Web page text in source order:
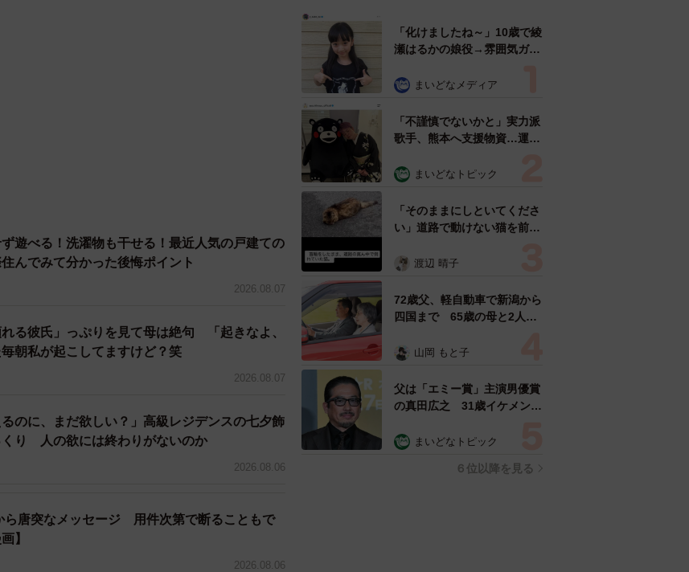
ず遊べる！洗濯物も干せる！最近人気の戸建ての
んでみて分かった後悔ポイント
2026.08.07
れる彼氏」っぷりを見て母は絶句 「起きなよ、
朝私が起こしてますけど？笑
2026.08.07
るのに、まだ欲しい？」高級レジデンスの七夕飾
くり 人の欲には終わりがないのか
2026.08.06
ら唐突なメッセージ 用件次第で断ることもで
】
2026.08.06
「化けましたね～」10歳で綾
瀬はるかの娘役→雰囲気ガラ
雰囲気が」「宝塚に入れそ
まいどなメディア
「不謹慎でないかと」実力派
歌手、熊本へ支援物資…運搬
めらい 「痛いほど伝わる」
まいどなトピック
「そのままにしといてくださ
い」道路で動けない猫を前に
ようとした4日間 「命の重
表の訴え
渡辺 晴子
72歳父、軽自動車で新潟から
四国まで 65歳の母と2人で
憩まで分刻み… 「大学生で
山岡 もと子
父は「エミー賞」主演男優賞
の真田広之 31歳イケメン俳
「ガチヒロさんそっくり」
まいどなトピック
６位以降を見る